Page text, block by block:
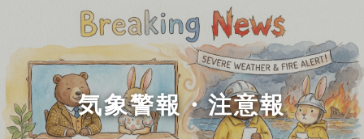
気象警報・注意報